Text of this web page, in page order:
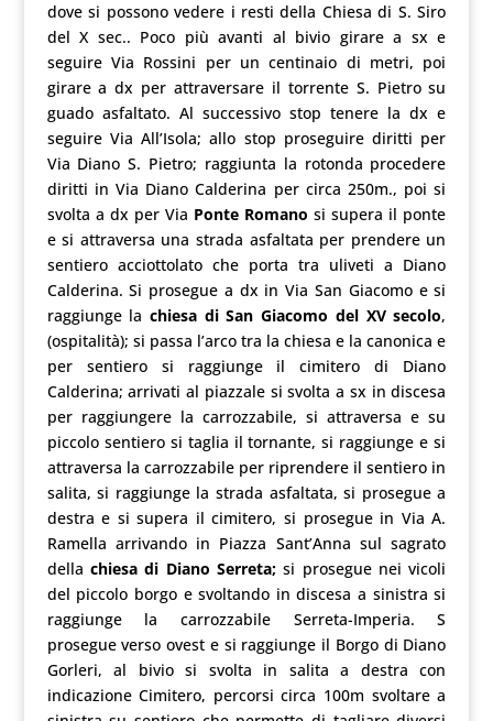
dove si possono vedere i resti della Chiesa di S. Siro
del X sec.. Poco più avanti al bivio girare a sx e
seguire Via Rossini per un centinaio di metri, poi
girare a dx per attraversare il torrente S. Pietro su
guado asfaltato. Al successivo stop tenere la dx e
seguire Via All’Isola; allo stop proseguire diritti per
Via Diano S. Pietro; raggiunta la rotonda procedere
diritti in Via Diano Calderina per circa 250m., poi si
svolta a dx per Via Ponte Romano si supera il ponte
e si attraversa una strada asfaltata per prendere un
sentiero acciottolato che porta tra uliveti a Diano
Calderina. Si prosegue a dx in Via San Giacomo e si
raggiunge lachiesa di San Giacomo del XV secolo,
(ospitalità); si passa l’arco tra la chiesa e la canonica e
per sentiero si raggiunge il cimitero di Diano
Calderina; arrivati al piazzale si svolta a sx in discesa
per raggiungere la carrozzabile, si attraversa e su
piccolo sentiero si taglia il tornante, si raggiunge e si
attraversa la carrozzabile per riprendere il sentiero in
salita, si raggiunge la strada asfaltata, si prosegue a
destra e si supera il cimitero, si prosegue in Via A.
Ramella arrivando in Piazza Sant’Anna sul sagrato
della chiesa di Diano Serreta;si prosegue nei vicoli
del piccolo borgo e svoltando in discesa a sinistra si
raggiunge la carrozzabile Serreta-Imperia. S
prosegue verso ovest e si raggiunge il Borgo di Diano
Gorleri, al bivio si svolta in salita a destra con
indicazione Cimitero, percorsi circa 100m svoltare a